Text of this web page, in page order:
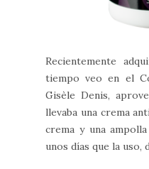
Recientemente
tiempo veo en el
Gisèle Denis,
llevaba una crema
crema y una
unos días que la uso,